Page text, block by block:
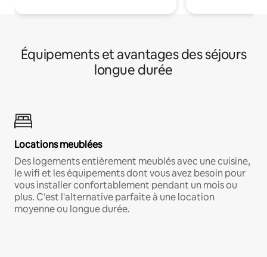
Équipements et avantages des séjours
longue durée
Locations meublées
Des logements entièrement meublés avec une cuisine,
le wifi et les équipements dont vous avez besoin pour
vous installer confortablement pendant un mois ou
plus. C'est l'alternative parfaite à une location
moyenne ou longue durée.